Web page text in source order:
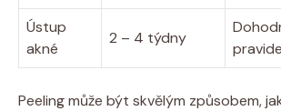
Ústup
akné
2 – 4 ⁤týdny
Peeling může být ​skvělým⁤ způsobem,